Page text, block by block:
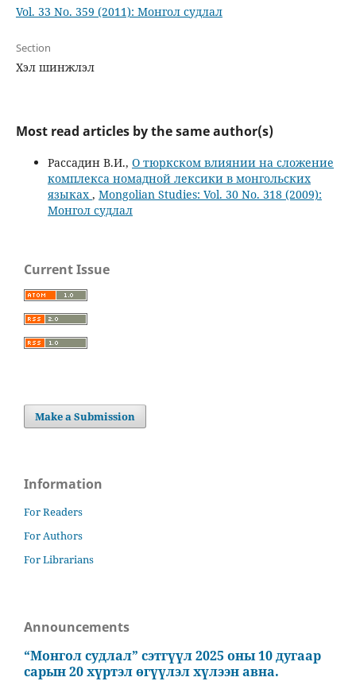
Vol. 33 No. 359 (2011): Монгол судлал
Section
Хэл шинжлэл
Most read articles by the same author(s)
Рассадин В.И., О тюркском влиянии на сложение
комплекса номадной лексики в монгольских
языках , Mongolian Studies: Vol. 30 No. 318 (2009):
Монгол судлал
Current Issue
Make a Submission
Information
For Readers
For Authors
For Librarians
Announcements
“Монгол судлал” сэтгүүл 2025 оны 10 дугаар
сарын 20 хүртэл өгүүлэл хүлээн авна.